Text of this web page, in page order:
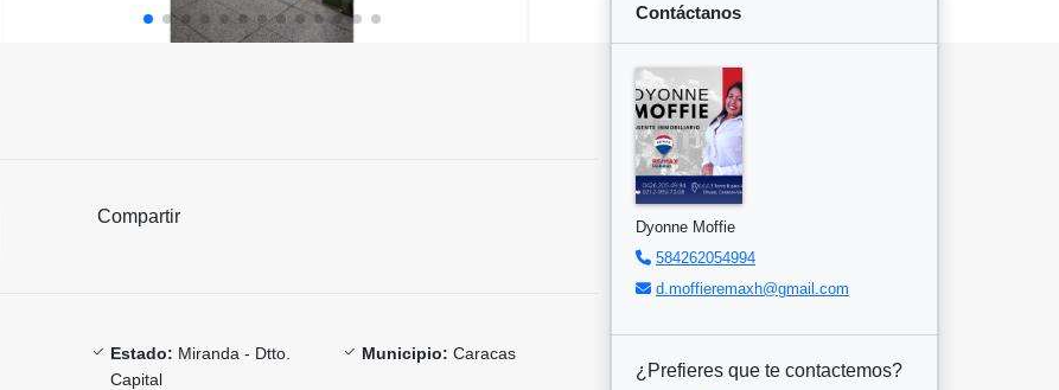
Compartir
Estado: Miranda - Dtto.
Capital
Municipio: Caracas
Contáctanos
Dyonne Moffie
584262054994
d.moffieremaxh@gmail.com
¿Prefieres que te contactemos?